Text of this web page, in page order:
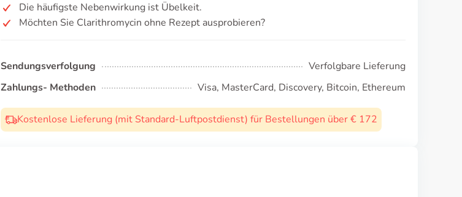
Die häufigste Nebenwirkung ist Übelkeit.
Möchten Sie Clarithromycin ohne Rezept ausprobieren?
Sendungsverfolgung
Verfolgbare Lieferung
Zahlungs- Methoden
Visa, MasterCard, Discovery, Bitcoin, Ethereum
Kostenlose Lieferung (mit Standard-Luftpostdienst) für Bestellungen über € 172